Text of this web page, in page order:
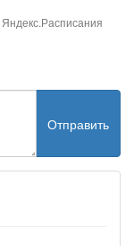
Яндекс.Расписания
Отправить